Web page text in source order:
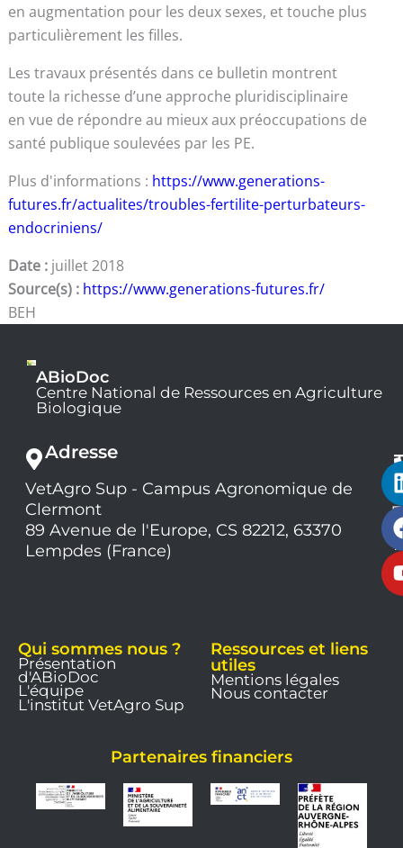
en augmentation pour les deux sexes, et touche plus
particulièrement les filles.
Les travaux présentés dans ce bulletin montrent
toute la richesse d’une approche pluridisciplinaire
en vue de répondre au mieux aux préoccupations de
santé publique soulevées par les PE.
Plus d'informations : https://www.generations-
futures.fr/actualites/troubles-fertilite-perturbateurs-
endocriniens/
Date : juillet 2018
Source(s) : https://www.generations-futures.fr/
BEH
ABioDoc
Centre National de Ressources en Agriculture
Biologique
Adresse
VetAgro Sup - Campus Agronomique de
Clermont
89 Avenue de l'Europe, CS 82212, 63370
Lempdes (France)
Qui sommes nous ?
Présentation
d'ABioDoc
L'équipe
L'institut VetAgro Sup
Ressources et liens
utiles
Mentions légales
Nous contacter
Partenaires financiers